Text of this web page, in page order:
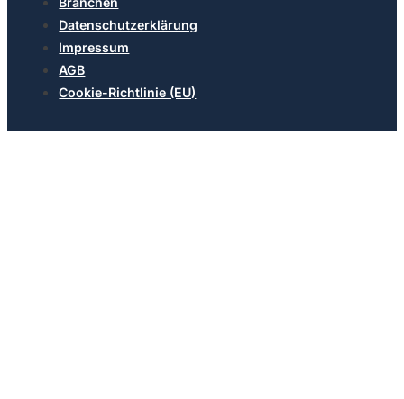
Datenschutzerklärung
Impressum
AGB
Cookie-Richtlinie (EU)